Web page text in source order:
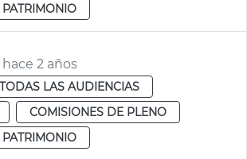
2 años
TODAS LAS AUDIENCIAS
COMISIONES DE PLENO